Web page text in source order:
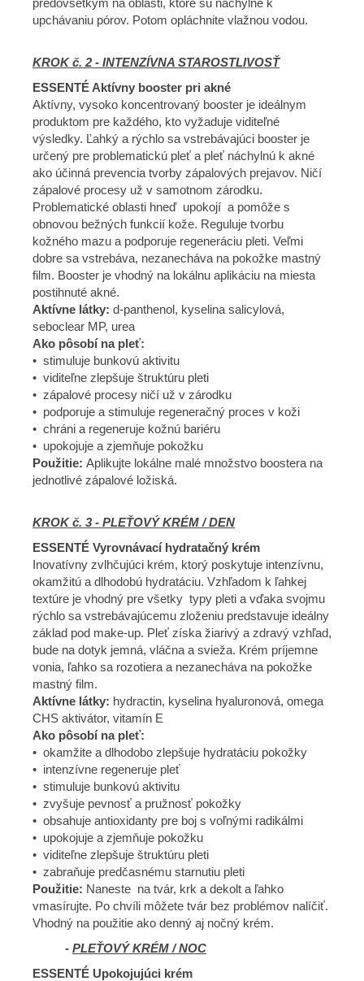
upchávaniu pórov. Potom opláchnite vlažnou vodou.
KROK č. 2 - INTENZÍVNA STAROSTLIVOSŤ
ESSENTÉ Aktívny booster pri akné
Aktívny, vysoko koncentrovaný booster je ideálnym
produktom pre každého, kto vyžaduje viditeľné
výsledky. Ľahký a rýchlo sa vstrebávajúci booster je
určený pre problematickú pleť a pleť náchylnú k akné
ako účinná prevencia tvorby zápalových prejavov. Ničí
zápalové procesy už v samotnom zárodku.
Problematické oblasti hneď upokojí a pomôže s
obnovou bežných funkcií kože. Reguluje tvorbu
kožného mazu a podporuje regeneráciu pleti. Veľmi
dobre sa vstrebáva, nezanecháva na pokožke mastný
film. Booster je vhodný na lokálnu aplikáciu na miesta
postihnuté akné.
Aktívne látky: d-panthenol, kyselina salicylová,
seboclear MP, urea
Ako pôsobí na pleť:
• stimuluje bunkovú aktivitu
• viditeľne zlepšuje štruktúru pleti
• zápalové procesy ničí už v zárodku
• podporuje a stimuluje regeneračný proces v koži
• chráni a regeneruje kožnú bariéru
• upokojuje a zjemňuje pokožku
Použitie: Aplikujte lokálne malé množstvo boostera na
jednotlivé zápalové ložiská.
KROK č. 3 - PLEŤOVÝ KRÉM / DEN
ESSENTÉ Vyrovnávací hydratačný krém
Inovatívny zvlhčujúci krém, ktorý poskytuje intenzívnu,
okamžitú a dlhodobú hydratáciu. Vzhľadom k ľahkej
textúre je vhodný pre všetky typy pleti a vďaka svojmu
rýchlo sa vstrebávajúcemu zloženiu predstavuje ideálny
základ pod make-up. Pleť získa žiarivý a zdravý vzhľad,
bude na dotyk jemná, vláčna a svieža. Krém príjemne
vonia, ľahko sa rozotiera a nezanecháva na pokožke
mastný film.
Aktívne látky: hydractin, kyselina hyaluronová, omega
CHS aktivátor, vitamín E
Ako pôsobí na pleť:
• okamžite a dlhodobo zlepšuje hydratáciu pokožky
• intenzívne regeneruje pleť
• stimuluje bunkovú aktivitu
• zvyšuje pevnosť a pružnosť pokožky
• obsahuje antioxidanty pre boj s voľnými radikálmi
• upokojuje a zjemňuje pokožku
• viditeľne zlepšuje štruktúru pleti
• zabraňuje predčasnému starnutiu pleti
Použitie: Naneste na tvár, krk a dekolt a ľahko
vmasírujte. Po chvíli môžete tvár bez problémov nalíčiť.
Vhodný na použitie ako denný aj nočný krém.
- PLEŤOVÝ KRÉM / NOC
ESSENTÉ Upokojujúci krém